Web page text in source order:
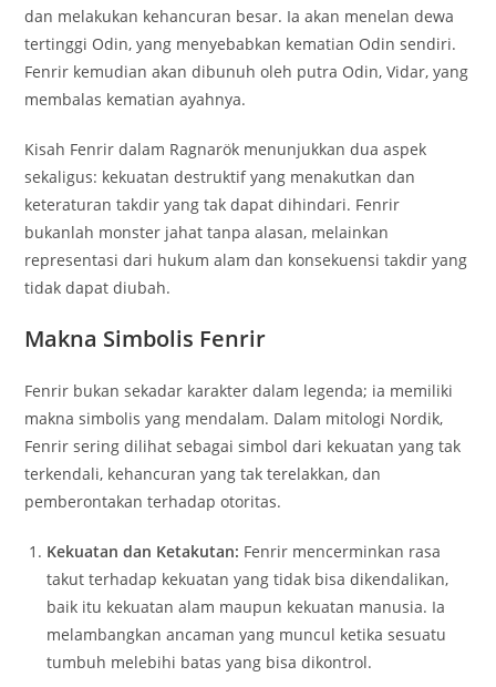
dan melakukan kehancuran besar. Ia akan menelan dewa
tertinggi Odin, yang menyebabkan kematian Odin sendiri.
Fenrir kemudian akan dibunuh oleh putra Odin, Vidar, yang
membalas kematian ayahnya.
Kisah Fenrir dalam Ragnarök menunjukkan dua aspek
sekaligus: kekuatan destruktif yang menakutkan dan
keteraturan takdir yang tak dapat dihindari. Fenrir
bukanlah monster jahat tanpa alasan, melainkan
representasi dari hukum alam dan konsekuensi takdir yang
tidak dapat diubah.
Makna Simbolis Fenrir
Fenrir bukan sekadar karakter dalam legenda; ia memiliki
makna simbolis yang mendalam. Dalam mitologi Nordik,
Fenrir sering dilihat sebagai simbol dari kekuatan yang tak
terkendali, kehancuran yang tak terelakkan, dan
pemberontakan terhadap otoritas.
Kekuatan dan Ketakutan: Fenrir mencerminkan rasa
takut terhadap kekuatan yang tidak bisa dikendalikan,
baik itu kekuatan alam maupun kekuatan manusia. Ia
melambangkan ancaman yang muncul ketika sesuatu
tumbuh melebihi batas yang bisa dikontrol.